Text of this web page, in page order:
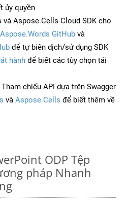
ủy quyền
Aspose.Cells Cloud SDK cho
Aspose.Words GitHub và
để tự biên dịch/sử dụng SDK
hành để biết các tùy chọn tải
chiếu API dựa trên Swagger
và Aspose.Cells để biết thêm về
ODP Tệp
pháp Nhanh